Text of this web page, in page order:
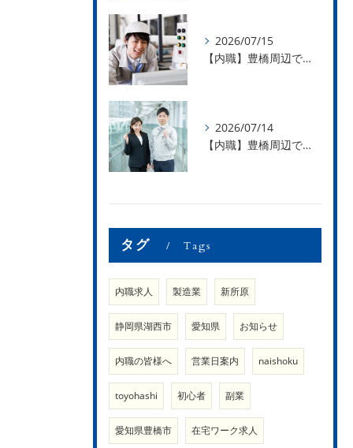
2026/07/15
【内職】豊橋周辺で内職のお仕事を探している方募集中！【急な学級閉鎖も安心】
2026/07/14
【内職】豊橋周辺で内職のお仕事を探している方募集中！【内職さまのお声②】
タグ Tags
内職求人 製造業 新所原
静岡県湖西市 愛知県 お知らせ
内職の皆様へ 営業日案内 naishoku
toyohashi 初心者 副業
愛知県豊橋市 在宅ワーク求人